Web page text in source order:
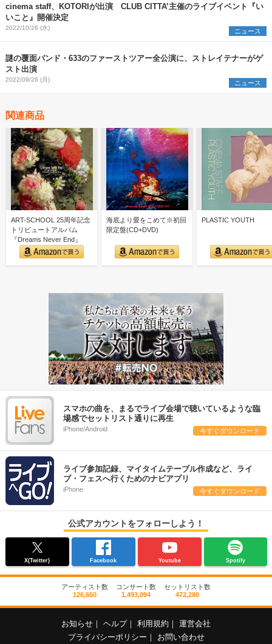
cinema staff、KOTORIが出演 CLUB CITTA’主催のライブイベント『い
いこと』開催決定
2022/10/26 (水) ニュース
謎の覆面バンド・633のファーストツアー全公演に、ストレイテナーがゲ
スト出演
2022/09/26 (月) ニュース
関連商品
ART-SCHOOL 25周年記念
トリビュートアルバム
『Dreams Never End』
海底より愛をこめて※初回
限定盤(CD+DVD)
PLASTIC YOUTH
スマホの曲を、まるでライブ会場で聴いているような臨
場感でセットリスト通りに再生
iPhone/Android 今すぐダウンロード
ライブ参加記録、マイタイムテーブル作成など、ライ
ブ・フェスへ行くためのナビアプリ
iPhone 今すぐダウンロード
公式アカウントをフォローしよう！
X(Twitter) Facebook Youtube Spotify
アーティスト数
126,660
コンサート数
1,493,094
セットリスト数
472,280
お知らせ ヘルプ 利用規約
運営会社
プライバシーポリシー
お問い合わせ